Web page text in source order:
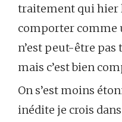
traitement qui hier
comporter comme
n’est peut-être
mais c’est bien
On s’est moins
inédite je crois